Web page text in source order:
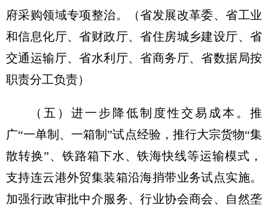
府采购领域专项整治。
（省发展改革委、省工业
和信息化厅、省财政厅、省住房城乡建设厅、省
交通运输厅、省水利厅、省商务厅、省数据局按
职责分工负责）
（五）进一步降低制度性交易成本。 推
广“一单制、一箱制”试点经验，推行大宗货物“集
散转换”、铁路箱下水、铁海快线等运输模式，
支持连云港外贸集装箱沿海捎带业务试点实施。
加强行政审批中介服务、行业协会商会、自然垄